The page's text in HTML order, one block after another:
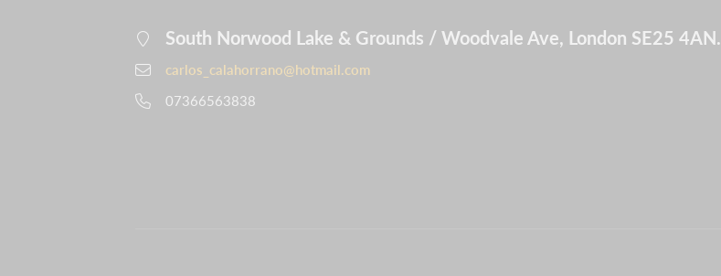
South Norwood Lake & Grounds / Woodvale Ave, London SE25 4AN.
carlos_calahorrano@hotmail.com
07366563838